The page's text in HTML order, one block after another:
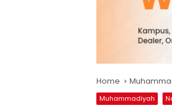
Home
Muhammadiyah